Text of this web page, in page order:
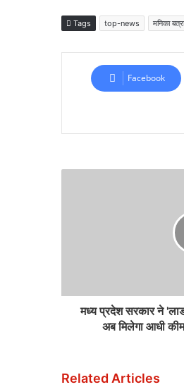
Tags top-news मनिका बत्रा
Facebook
मध्य प्रदेश सरकार ने
अब मिलेगा आधी
Related Articles